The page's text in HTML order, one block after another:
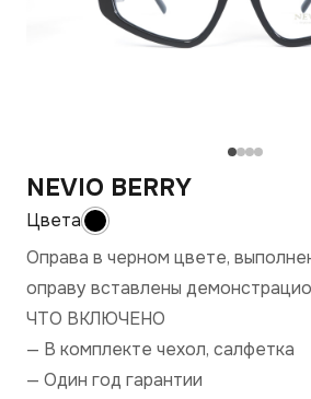
NEVIO BERRY
Оправа в черном цвете,
оправу вставлены
ЧТО ВКЛЮЧЕНО
— В комплекте чехол, салфетка
— Один год гарантии